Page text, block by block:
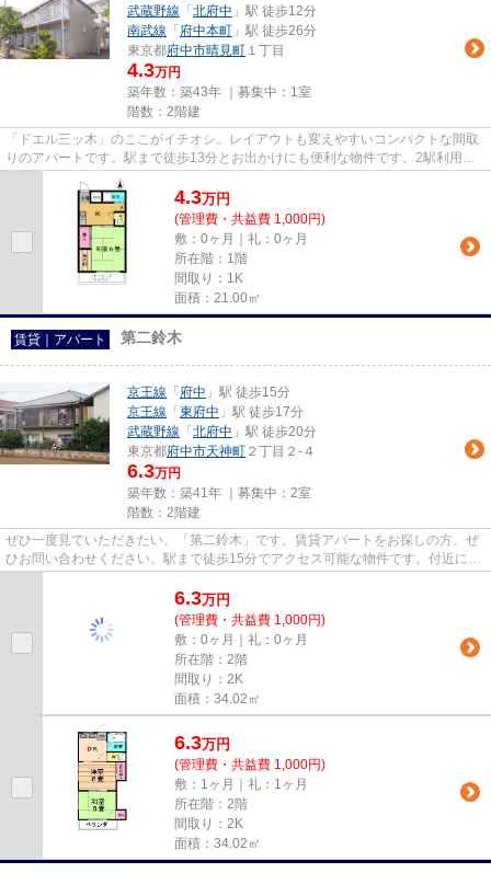
武蔵野線 「 北府中 」駅 徒歩12分
南武線 「 府中本町 」駅 徒歩26分
東京都府中市晴見町 １丁目
4.3万円
築年数：築43年 ｜募集中： 1室
階数：2階建
「ドエル三ッ木」のここがイチオシ。レイアウトも変えやすいコンパクトな間取
りのアパートです。駅まで徒歩13分とお出かけにも便利な物件です。2駅利用可
能な物件なので、用途や行き先...
4.3万円
(管理費・共益費 1,000円)
敷：0ヶ月｜礼：0ヶ月
所在階：1階
間取り：1K
面積：21.00㎡
賃貸｜アパート 第二鈴木
京王線 「 府中 」駅 徒歩15分
京王線 「 東府中 」駅 徒歩17分
武蔵野線 「 北府中 」駅 徒歩20分
東京都府中市天神町 ２丁目２-４
6.3万円
築年数：築41年 ｜募集中： 2室
階数：2階建
ぜひ一度見ていただきたい、「第二鈴木」です。賃貸アパートをお探しの方、ぜ
ひお問い合わせください。駅まで徒歩15分でアクセス可能な物件です。付近に駅
6.3万円
(管理費・共益費 1,000円)
敷：0ヶ月｜礼：0ヶ月
所在階：2階
間取り：2K
面積：34.02㎡
6.3万円
(管理費・共益費 1,000円)
敷：1ヶ月｜礼：1ヶ月
所在階：2階
間取り：2K
面積：34.02㎡